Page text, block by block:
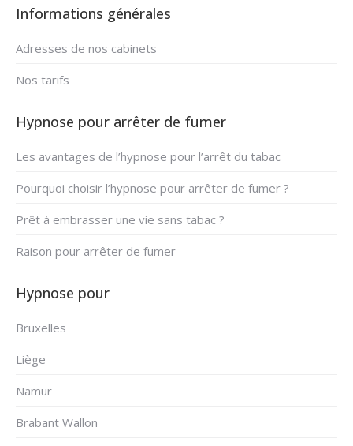
Informations générales
Adresses de nos cabinets
Nos tarifs
Hypnose pour arrêter de fumer
Les avantages de l’hypnose pour l’arrêt du tabac
Pourquoi choisir l’hypnose pour arrêter de fumer ?
Prêt à embrasser une vie sans tabac ?
Raison pour arrêter de fumer
Hypnose pour
Bruxelles
Liège
Namur
Brabant Wallon